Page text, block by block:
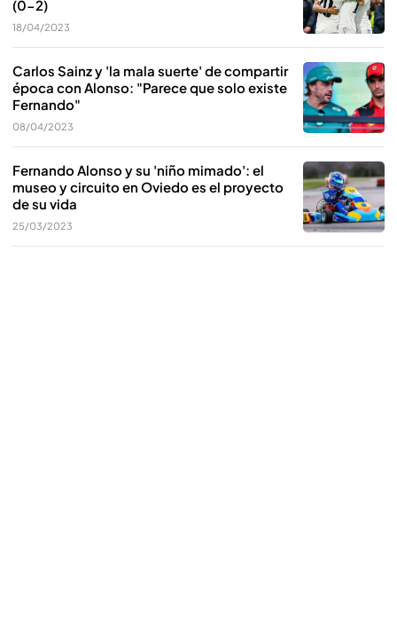
(0-2)
18/04/2023
Carlos Sainz y 'la mala suerte' de compartir
época con Alonso: "Parece que solo existe
Fernando"
08/04/2023
Fernando Alonso y su 'niño mimado': el
museo y circuito en Oviedo es el proyecto
de su vida
25/03/2023